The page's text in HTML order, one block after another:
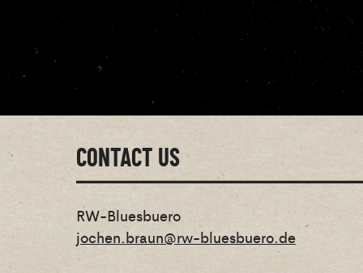
CONTACT US
RW-Bluesbuero
jochen.braun@rw-bluesbuero.de